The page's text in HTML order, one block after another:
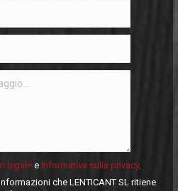
legaleeInformativa sulla privacy.
che LENTICANT SL ritiene